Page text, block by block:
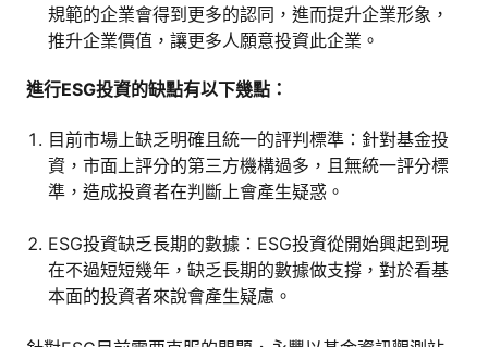
規範的企業會得到更多的認同，進而提升企業形象，
推升企業價值，讓更多人願意投資此企業。
進行ESG投資的缺點有以下幾點：
目前市場上缺乏明確且統一的評判標準：針對基金投
資，市面上評分的第三方機構過多，且無統一評分標
準，造成投資者在判斷上會產生疑惑。
ESG投資缺乏長期的數據：ESG投資從開始興起到現
在不過短短幾年，缺乏長期的數據做支撐，對於看基
本面的投資者來說會產生疑慮。